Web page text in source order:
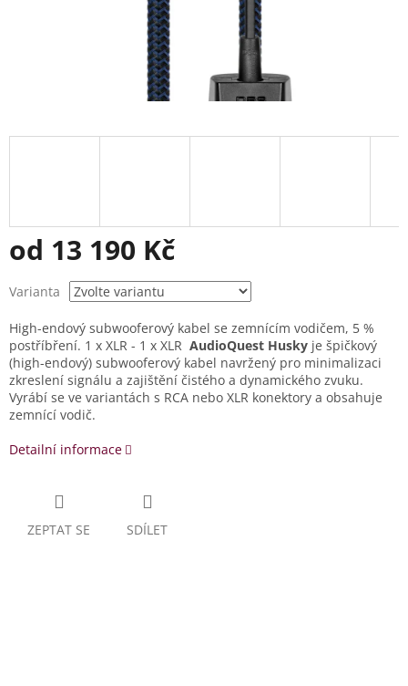
od 13 190 Kč
cena:
Varianta
High-endový subwooferový kabel se zemnícím vodičem, 5 %
postříbření. 1 x XLR - 1 x XLR AudioQuest Husky je špičkový
(high-endový) subwooferový kabel navržený pro minimalizaci
zkreslení signálu a zajištění čistého a dynamického zvuku.
Vyrábí se ve variantách s RCA nebo XLR konektory a obsahuje
zemnící vodič.
Detailní informace
ZEPTAT SE SDÍLET